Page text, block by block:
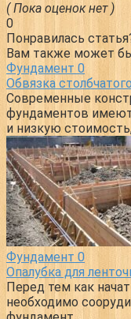
( Пока оценок нет )
0
Понравилась
Вам также может
Фундамент 0
Обвязка
Современные
фундаментов имеют
и низкую
Фундамент 0
Опалубка для
Перед тем как
необходимо